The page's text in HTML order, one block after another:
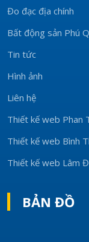
Đo đạc địa chính
Bất động sản Phú
Tin tức
Hình ảnh
Liên hệ
Thiết kế web Phan
Thiết kế web Bình
Thiết kế web Lâm
BẢN ĐỒ